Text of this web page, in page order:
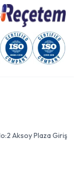
Aksoy Plaza Giriş